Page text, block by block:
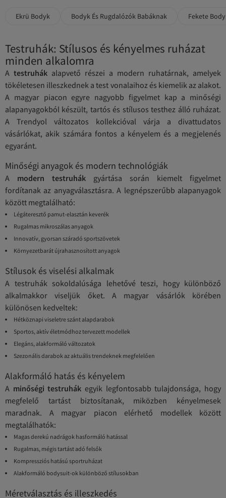
Ekrü Bodyk Bodyk És Rugdalózók Babáknak Fekete
Testruhák: Stílusos és kényelmes ruházat
minden alkalomra
A testruhák alapvető részei a modern ruhatárnak, amelyek
tökéletesen illeszkednek a test vonalaihoz és kiemelik az alakot.
A magyar piacon egyre nagyobb figyelmet kap a minőségi
alapanyagokból készült, tartós és stílusos testhez álló ruházat.
A Trendyol változatos kollekcióval várja a divattudatos
vásárlókat, akik számára fontos a kényelem és a megjelenés
egyaránt.
Minőségi anyagok és modern technológiák
A modern testruhák gyártása során kiemelt figyelmet
fordítanak az anyagválasztásra. A legnépszerűbb alapanyagok
között megtalálható:
Légáteresztő pamut-elasztán keverék
Rugalmas mikroszálas anyagok
Innovatív, gyorsan száradó sportszövetek
Környezetbarát újrahasznosított anyagok
Stílusok és viselési alkalmak
A testruhák sokoldalúsága lehetővé teszi, hogy különböző
alkalmakkor viseljük őket. A magyar vásárlók körében
különösen kedveltek:
Hétköznapi viseletre szánt alapdarabok
Sportos, aktív életmódhoz tervezett modellek
Elegáns, alakformáló változatok
Szezonális darabok az aktuális trendeknek megfelelően
Alakformáló hatás és kényelem
A minőségi testruhák egyik legfontosabb tulajdonsága, hogy
megfelelő tartást biztosítanak, miközben kényelmesek
maradnak. A magyar piacon elérhető modellek között
megtalálhatók:
Magas derekú nadrágok hasformáló hatással
Rugalmas, mégis tartást adó felsők
Kompressziós hatású sportruházat
Alakformáló bodysuit-ok különböző stílusokban
Méretválasztás és illeszkedés